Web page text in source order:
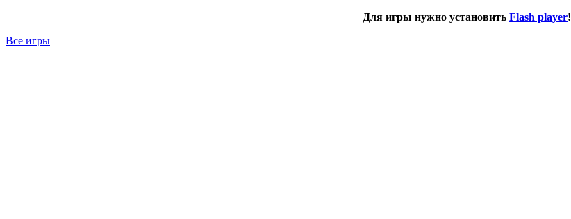
Для игры нужно установить Flash player!
Все игры